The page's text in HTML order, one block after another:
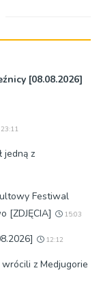
[08.08.2026]
jedną z
Festiwal
[ZDJĘCIA]
15:03
12:12
z Medjugorie